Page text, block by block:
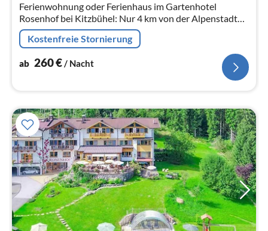
Ferienwohnung oder Ferienhaus im Gartenhotel
Rosenhof bei Kitzbühel: Nur 4 km von der Alpenstadt
Kitzbühel entfernt, eingebettet in 5000 m² Garten,
angrenzend an den Wald mit ruhig...
Kostenfreie Stornierung
ab 260€/ Nacht